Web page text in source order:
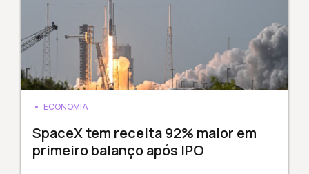
ECONOMIA
SpaceX tem receita 92% maior em
primeiro balanço após IPO